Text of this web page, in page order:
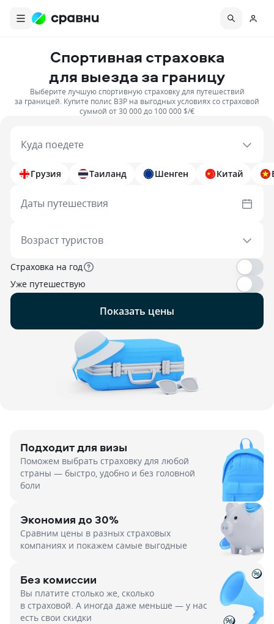
Спортивная страховка
для выезда за границу
Выберите лучшую спортивную страховку для путешествий
за границей. Купите полис ВЗР на выгодных условиях со страховой
суммой от 30 000 до 100 000 $/€
Куда поедете
Грузия Таиланд Шенген Китай
Даты путешествия
Возраст туристов
Страховка на год
Уже путешествую
Показать цены
Подходит для визы
Поможем выбрать страховку для любой
страны — быстро, удобно и без головной
боли
Экономия до 30%
Сравним цены в разных страховых
компаниях и покажем самые выгодные
Без комиссии
Вы платите столько же, сколько
в страховой. А иногда даже меньше — у нас
есть свои скидки